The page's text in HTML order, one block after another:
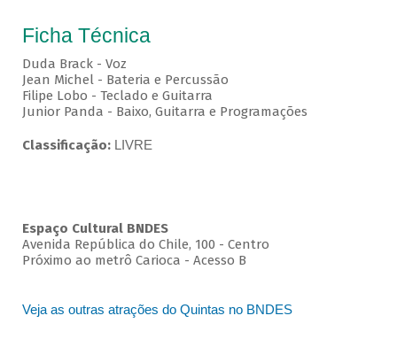
Ficha Técnica
Duda Brack - Voz
Jean Michel - Bateria e Percussão
Filipe Lobo - Teclado e Guitarra
Junior Panda - Baixo, Guitarra e Programações
Classificação: LIVRE
Espaço Cultural BNDES
Avenida República do Chile, 100 - Centro
Próximo ao metrô Carioca - Acesso B
Veja as outras atrações do Quintas no BNDES